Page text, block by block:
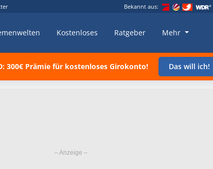
Bekannt aus:
Kostenloses Ratgeber Mehr
300€ Prämie für kostenloses Girokonto! Das will ich!